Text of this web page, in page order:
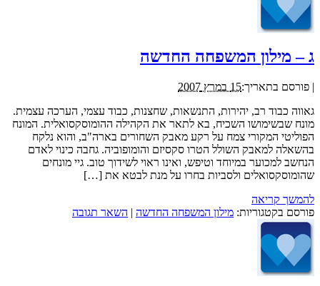
ג – מילון המשפחה החדשה
| פורסם בתאריך:15 במרץ 2007
גאווה כבוד רב, יהירות, התנשאות, שחצנות, כבוד עצמי, הערכה עצמית.
מונח שבשימושו השכיח, בא לתאר את הקהילה ההומוסקסואלית. המונח
הפוליטי המקורי צמח על רקע מאבק השחורים בארה"ב, והוא נלקח
בהשאלה למאבק השולל הטרו סקסיזם והומופוביה. גחבה כינוי לאדם
הנחשב למכוער במיוחד וטיפש, ואינו ראוי לשידוך טוב. גיי מונחים
שהומוסקסואלים ולסביות בחרו על מנת לבטא את […]
להמשך קריאה
פורסם בקטגוריות: מילון המשפחה החדשה | השאר תגובה